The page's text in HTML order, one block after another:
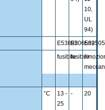
10,
UL
94)
E53895E206562E39505
fusibilefusibile
°C
13 -
25
- 20